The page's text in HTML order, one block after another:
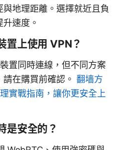
地理距離。選擇就近且負
速度。
置上使用 VPN？
置同時連線，但不同方案
在購買前確認。 翻墙方
實戰指南，讓你更安全上
是安全的？